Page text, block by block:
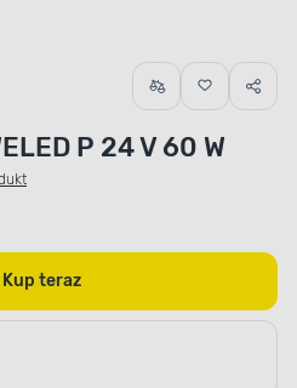
P 24 V 60 W
Kup teraz